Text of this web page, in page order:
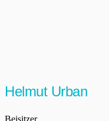
Helmut Urban
Beisitzer